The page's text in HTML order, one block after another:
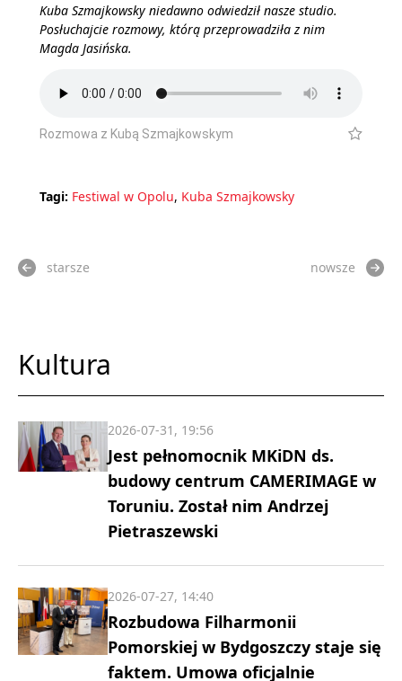
Kuba Szmajkowsky niedawno odwiedził nasze studio.
Posłuchajcie rozmowy, którą przeprowadziła z nim
Magda Jasińska.
Rozmowa z Kubą Szmajkowskym
Tagi: Festiwal w Opolu, Kuba Szmajkowsky
starsze nowsze
Kultura
Jest pełnomocnik MKiDN ds.
budowy centrum CAMERIMAGE w
Toruniu. Został nim Andrzej
Pietraszewski
2026-07-31, 19:56
Rozbudowa Filharmonii
Pomorskiej w Bydgoszczy staje się
faktem. Umowa oficjalnie
2026-07-27, 14:40